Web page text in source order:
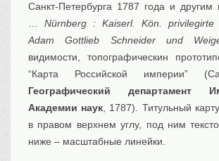
Санкт-Петербурга 1787 года и другим
Nürnberg : Kaiserl. Kön. privilegirte
Adam Gottlieb Schneider und
видимости, топографическин
“Карта Российской империи”
Географический департамент
Академии наук , 1787). Титульный
в правом верхнем углу, под ним
ниже – масштабные линейки.